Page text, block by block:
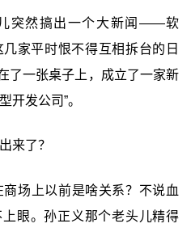
突然搞出一个大新闻——软
家平时恨不得互相拆台的日
了一张桌子上，成立了一家新
开发公司”。
来了？
场上以前是啥关系？不说血
眼。孙正义那个老头儿精得